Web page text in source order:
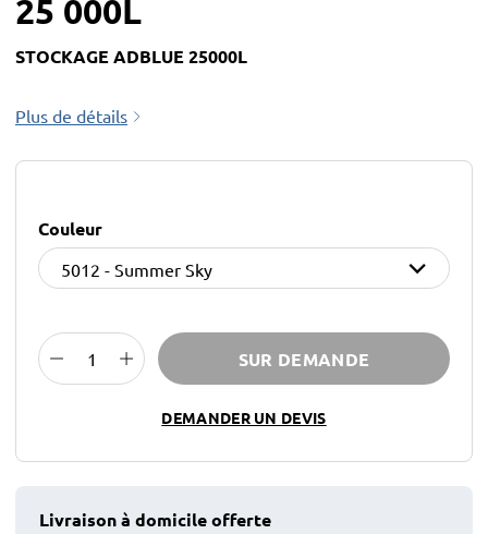
25 000L
STOCKAGE ADBLUE 25000L
Plus de détails
Couleur
SUR DEMANDE
DEMANDER UN DEVIS
Livraison à domicile offerte